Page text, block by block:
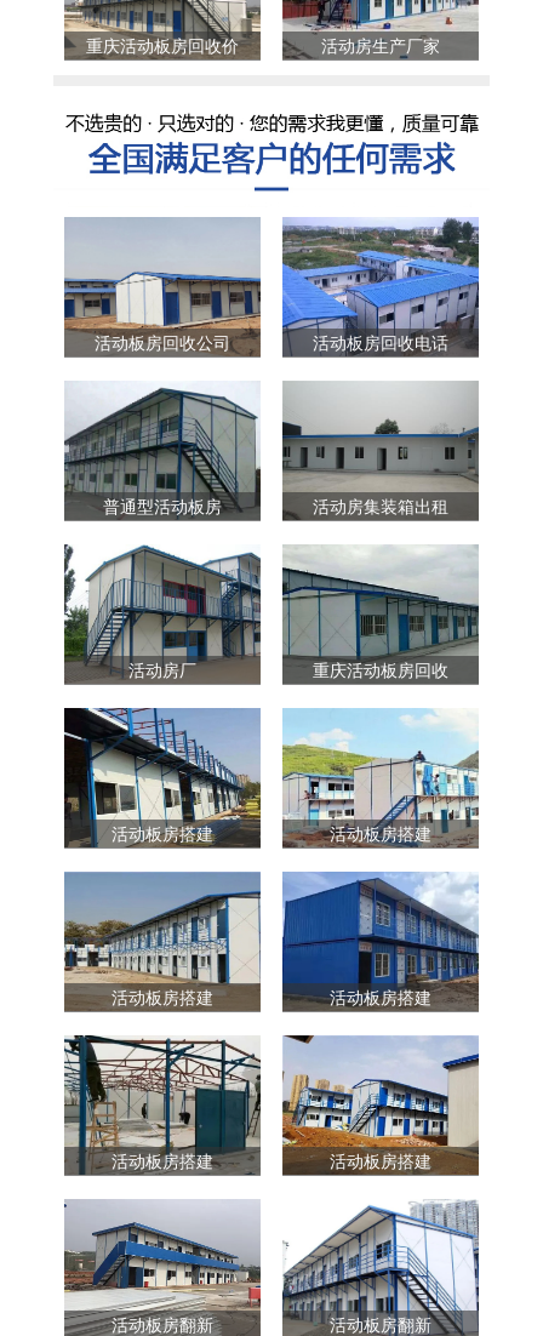
重庆活动板房回收价 活动房生产厂家
活动板房回收公司 活动板房回收电话
普通型活动板房 活动房集装箱出租
活动房厂 重庆活动板房回收
活动板房搭建 活动板房搭建
活动板房搭建 活动板房搭建
活动板房搭建 活动板房搭建
活动板房翻新 活动板房翻新